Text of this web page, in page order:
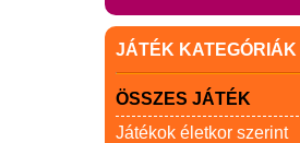
JÁTÉK KATEGÓRIÁK
ÖSSZES JÁTÉK
Játékok életkor szerint